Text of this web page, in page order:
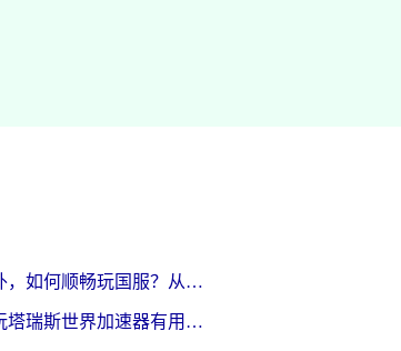
人在海外，如何顺畅玩国服？从《王者荣耀》到《云图计划》的加速器终极指南
在国外玩塔瑞斯世界加速器有用吗？海外玩家亲测后的真实答案